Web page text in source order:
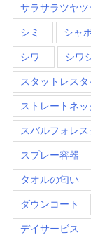
サラサラツヤツ
シミ シャ
シワ シワ
スタットレスタ
ストレートネッ
スバルフォレス
スプレー容器
タオルの匂い
ダウンコート
デイサービス